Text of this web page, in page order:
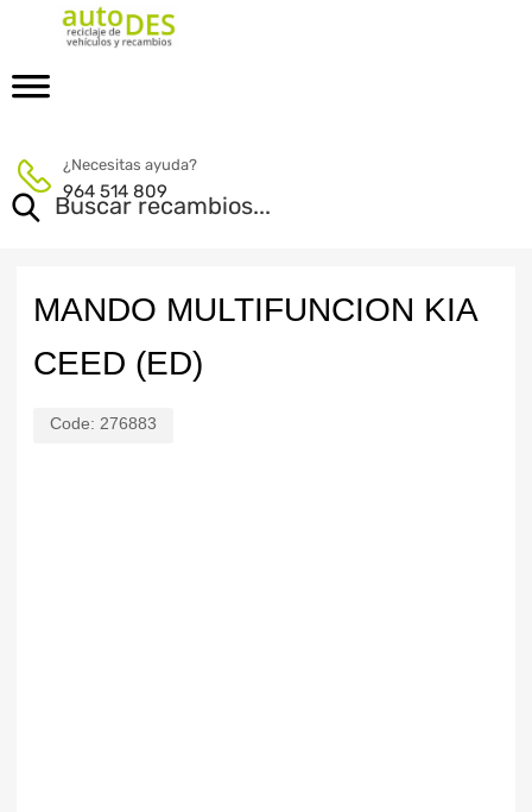
¿Necesitas ayuda?
964 514 809
MANDO MULTIFUNCION KIA
CEED (ED)
Code: 276883